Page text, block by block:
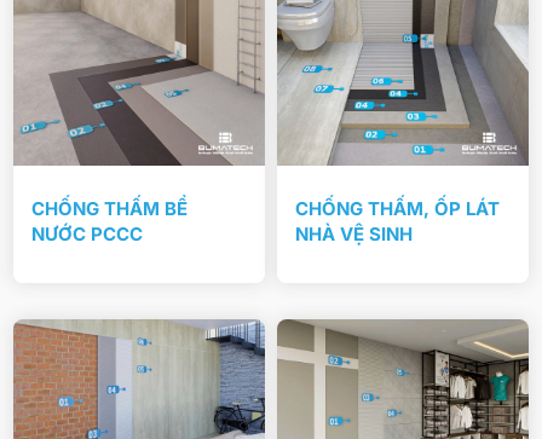
CHỐNG THẤM BỂ
NƯỚC PCCC
CHỐNG THẤM, ỐP LÁT
NHÀ VỆ SINH